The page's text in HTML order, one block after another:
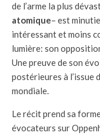
de l’arme la plus
atomique– est
intéressant et moins
lumière: son
Une preuve de son
postérieures à l’issue
mondiale.
Le récit prend sa
évocateurs sur